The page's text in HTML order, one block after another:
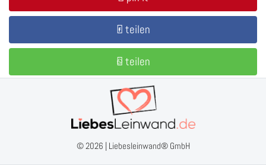
teilen
teilen
© 2026 | Liebesleinwand® GmbH